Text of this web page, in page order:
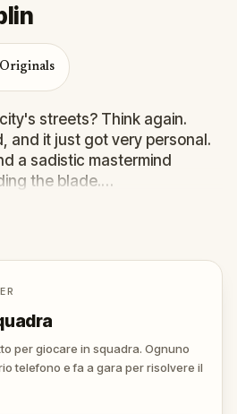
streets? Think again.
and it just got very personal.
a sadistic mastermind
the blade.
walk; you’re a pawn in a
where the stakes are life
you’ll have to save others
in Razor’s deadly games.
puzzles and help a
every wrong move brings
to her final cut. Do you
a killer, or will you
on his blade?
per giocare in squadra. Ognuno
telefono e fa a gara per risolvere il